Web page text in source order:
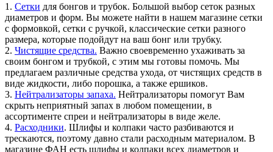
1. Сетки для бонгов и трубок. Большой выбор сеток разных
диаметров и форм. Вы можете найти в нашем магазине сетки
с формовкой, сетки с ручкой, классические сетки разного
размера, которые подойдут на ваш бонг или трубку.
2. Чистящие средства. Важно своевременно ухаживать за
своим бонгом и трубкой, с этим мы готовы помочь. Мы
предлагаем различные средства ухода, от чистящих средств в
виде жидкости, либо порошка, а также ершиков.
3. Нейтрализаторы запаха. Нейтрализаторы помогут Вам
скрыть неприятный запах в любом помещении, в
ассортименте спреи и нейтрализаторы в виде желе.
4. Расходники. Шлифы и колпаки часто разбиваются и
трескаются, поэтому давно стали расходным материалом. В
магазине ФАН есть шлифы и колпаки всех диаметров и